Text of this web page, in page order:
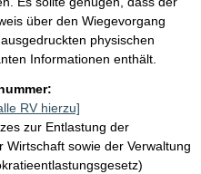
über den Wiegevorgang
physischen
Informationen enthält.
RV hierzu]
zur Entlastung der
Wirtschaft sowie der Verwaltung